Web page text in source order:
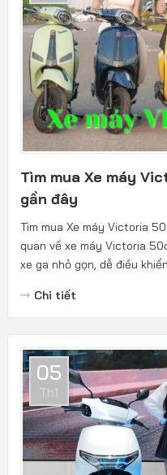
Tìm mua Xe máy
gần đây
Tìm mua Xe máy Victoria
quan về xe máy Victoria
xe ga nhỏ gọn, dễ điều
Chi tiết
05
Th1